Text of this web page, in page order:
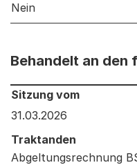
Nein
Behandelt an den
Behandelt an den
Sitzung vom
31.03.2026
Traktanden
Abgeltungsrechnung